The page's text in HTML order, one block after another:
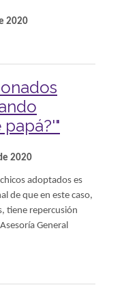
2020
2020
adoptados es
de que en este caso,
tiene repercusión
General